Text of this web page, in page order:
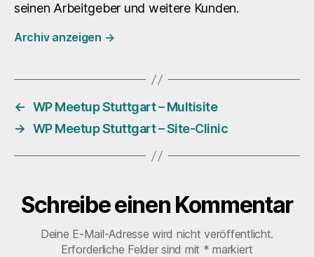
seinen Arbeitgeber und weitere Kunden.
Archiv anzeigen →
← WP Meetup Stuttgart – Multisite
→ WP Meetup Stuttgart – Site-Clinic
Schreibe einen Kommentar
Deine E-Mail-Adresse wird nicht veröffentlicht.
Erforderliche Felder sind mit * markiert